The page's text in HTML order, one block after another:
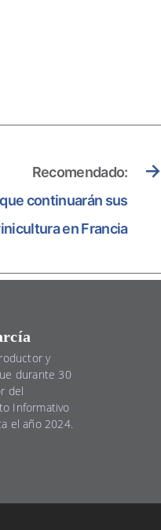
→
Recomendado:
continuarán sus
en Francia
y
durante 30
del
Informativo
el año 2024.